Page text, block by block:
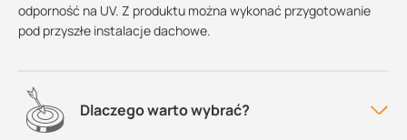
odporność na UV. Z produktu można wykonać przygotowanie
pod przyszłe instalacje dachowe.
Dlaczego warto wybrać?